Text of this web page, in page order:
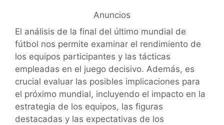
Anuncios
El análisis de la final del último mundial de
fútbol nos permite examinar el rendimiento de
los equipos participantes y las tácticas
empleadas en el juego decisivo. Además, es
crucial evaluar las posibles implicaciones para
el próximo mundial, incluyendo el impacto en la
estrategia de los equipos, las figuras
destacadas y las expectativas de los